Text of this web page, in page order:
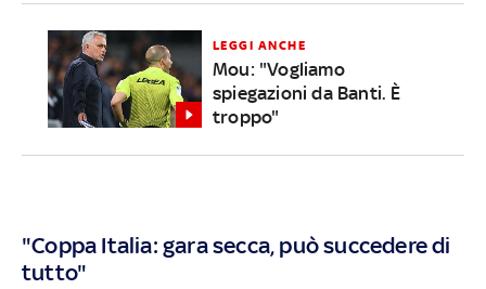
LEGGI ANCHE
Mou: "Vogliamo
spiegazioni da Banti. È
troppo"
"Coppa Italia: gara secca, può succedere di
tutto"